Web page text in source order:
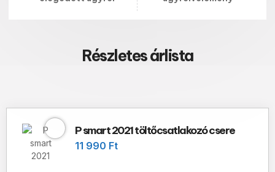
Részletes árlista
P smart 2021 töltőcsatlakozó csere
11 990 Ft